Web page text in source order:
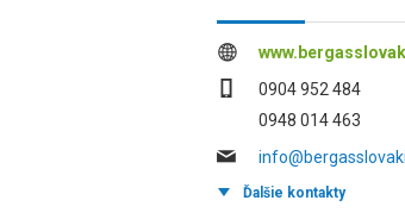
0904 952 484
0948 014 463
Ďalšie kontakty